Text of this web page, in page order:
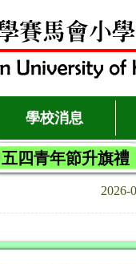
學校消息
五四青年節升旗禮
2026-